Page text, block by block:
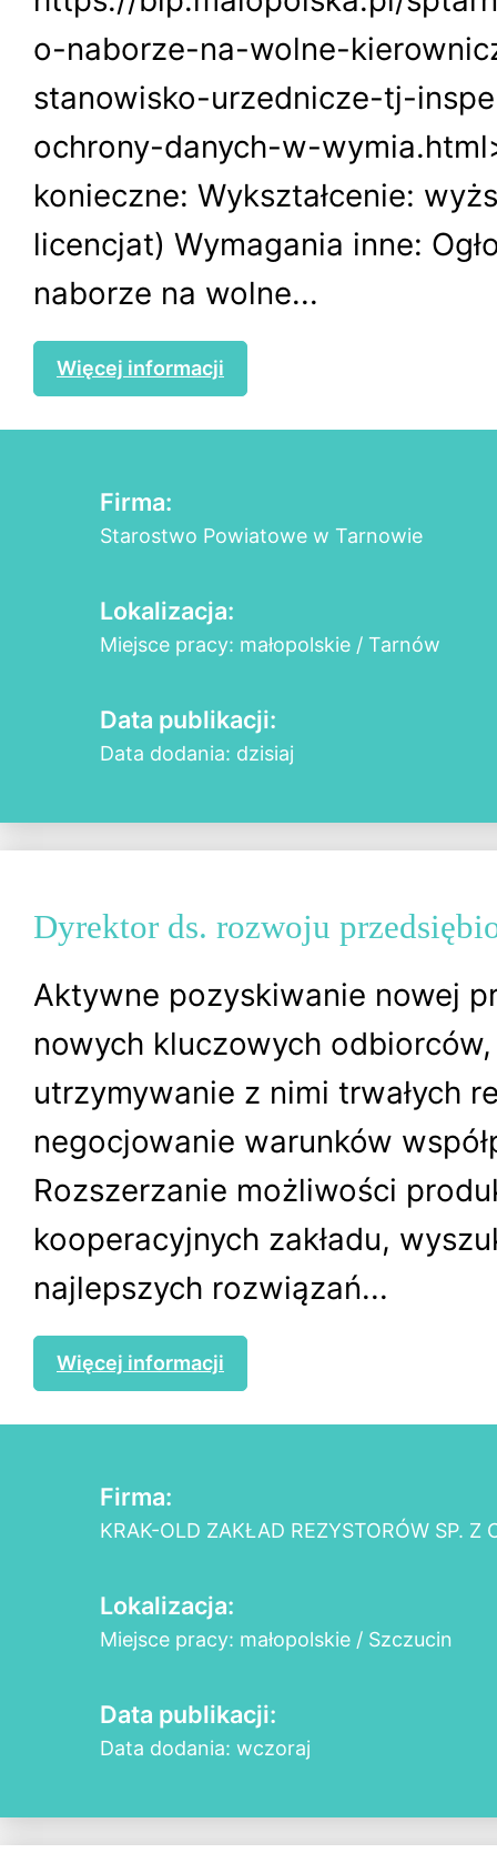
o-naborze-na-wolne-
stanowisko-urzednicze-tj-
ochrony-danych-w-
konieczne: Wykształcenie:
licencjat) Wymagania inne:
naborze na wolne...
Więcej informacji
Firma:
Starostwo Powiatowe w Tarnowie
Lokalizacja:
Miejsce pracy: małopolskie / Tarnów
Data publikacji:
Data dodania: dzisiaj
Dyrektor ds. rozwoju
Aktywne pozyskiwanie nowej
nowych kluczowych
utrzymywanie z nimi trwałych
negocjowanie warunków
Rozszerzanie możliwości
kooperacyjnych zakładu,
najlepszych rozwiązań...
Więcej informacji
Firma:
KRAK-OLD ZAKŁAD REZYSTORÓW SP. Z
Lokalizacja:
Miejsce pracy: małopolskie / Szczucin
Data publikacji:
Data dodania: wczoraj